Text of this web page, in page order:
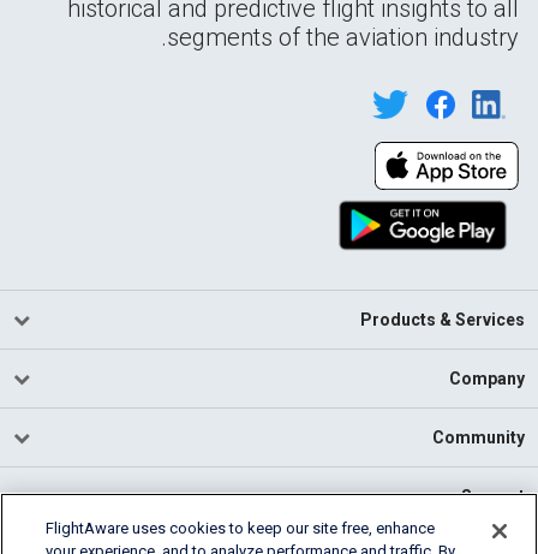
historical and predictive flight insights to all
segments of the aviation industry.
Products & Services
Company
Community
Support
FlightAware uses cookies to keep our site free, enhance